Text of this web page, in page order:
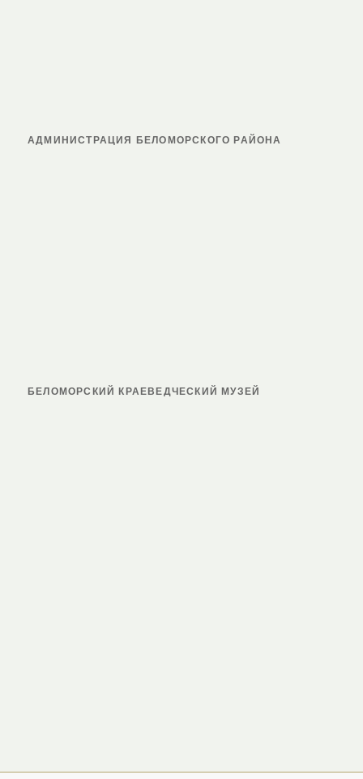
АДМИНИСТРАЦИЯ БЕЛОМОРСКОГО РАЙОНА
БЕЛОМОРСКИЙ КРАЕВЕДЧЕСКИЙ МУЗЕЙ